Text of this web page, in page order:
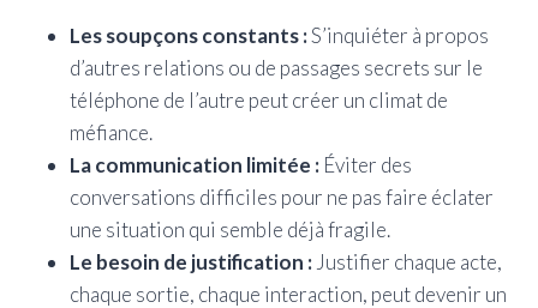
Les soupçons constants :S’inquiéter à propos
d’autres relations ou de passages secrets sur le
téléphone de l’autre peut créer un climat de
méfiance.
La communication limitée : Éviter des
conversations difficiles pour ne pas faire éclater
une situation qui semble déjà fragile.
Le besoin de justification : Justifier chaque acte,
chaque sortie, chaque interaction, peut devenir un